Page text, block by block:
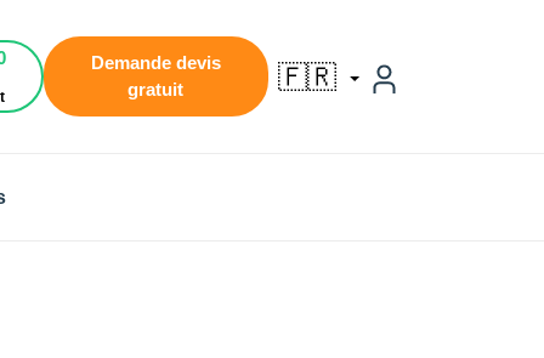
Demande devis
gratuit
🇫🇷